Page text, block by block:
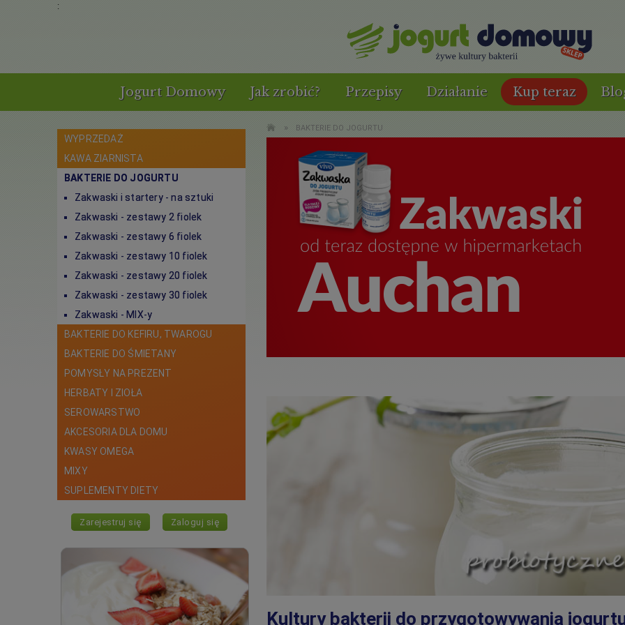
:
Jogurt Domowy Jak zrobić? Przepisy Działanie Kup teraz
WYPRZEDAŻ
KAWA ZIARNISTA
BAKTERIE DO JOGURTU
Zakwaski i startery - na sztuki
Zakwaski - zestawy 2 fiolek
Zakwaski - zestawy 6 fiolek
Zakwaski - zestawy 10 fiolek
Zakwaski - zestawy 20 fiolek
Zakwaski - zestawy 30 fiolek
Zakwaski - MIX-y
BAKTERIE DO KEFIRU, TWAROGU
BAKTERIE DO ŚMIETANY
POMYSŁY NA PREZENT
HERBATY I ZIOŁA
SEROWARSTWO
AKCESORIA DLA DOMU
KWASY OMEGA
MIXY
SUPLEMENTY DIETY
Zarejestruj się Zaloguj się
» BAKTERIE DO JOGURTU
Kultury bakterii do przygotowywania